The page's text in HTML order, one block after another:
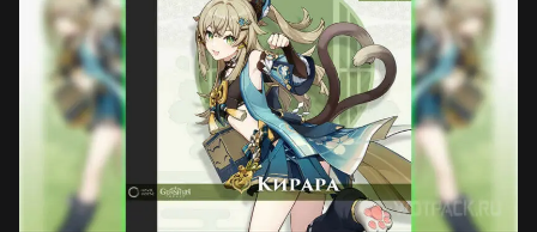
Crimson Desert
Zenless Zone Zero
Kingdom Come: Deliverance 2
Билды Arknights: Endfield
Билды Wuthering Waves
Билды Cyberpunk 2077